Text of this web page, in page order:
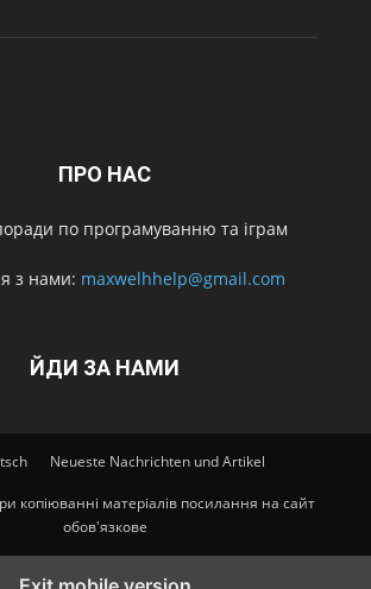
ПРО НАС
по програмуванню та іграм
з нами: maxwelhhelp@gmail.com
ЙДИ ЗА НАМИ
Neueste Nachrichten und Artikel
копіюванні матеріалів посилання на сайт
обов'язкове